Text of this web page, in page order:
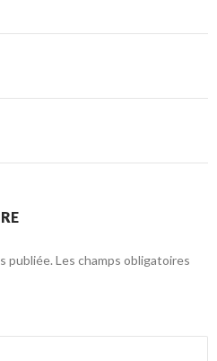
publiée. Les champs obligatoires